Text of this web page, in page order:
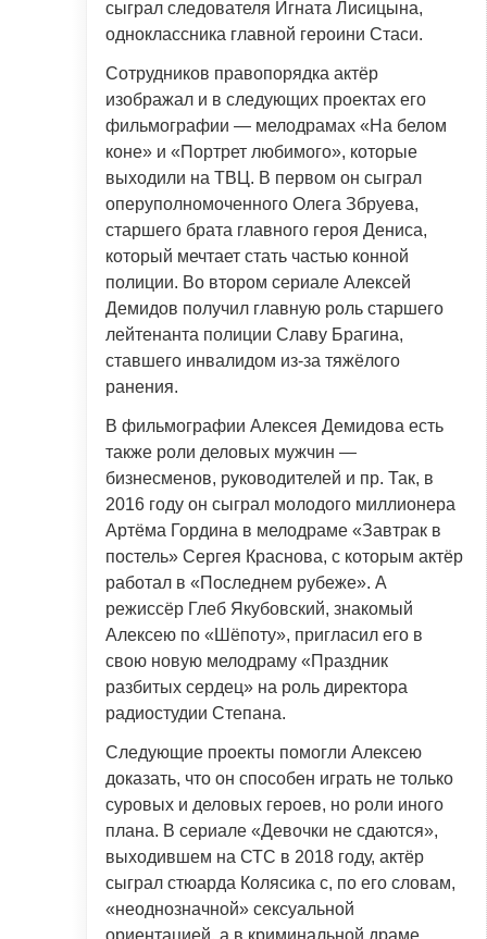
сыграл следователя Игната Лисицына,
одноклассника главной героини Стаси.
Сотрудников правопорядка актёр
изображал и в следующих проектах его
фильмографии — мелодрамах «На белом
коне» и «Портрет любимого», которые
выходили на ТВЦ. В первом он сыграл
оперуполномоченного Олега Збруева,
старшего брата главного героя Дениса,
который мечтает стать частью конной
полиции. Во втором сериале Алексей
Демидов получил главную роль старшего
лейтенанта полиции Славу Брагина,
ставшего инвалидом из-за тяжёлого
ранения.
В фильмографии Алексея Демидова есть
также роли деловых мужчин —
бизнесменов, руководителей и пр. Так, в
2016 году он сыграл молодого миллионера
Артёма Гордина в мелодраме «Завтрак в
постель» Сергея Краснова, с которым актёр
работал в «Последнем рубеже». А
режиссёр Глеб Якубовский, знакомый
Алексею по «Шёпоту», пригласил его в
свою новую мелодраму «Праздник
разбитых сердец» на роль директора
радиостудии Степана.
Следующие проекты помогли Алексею
доказать, что он способен играть не только
суровых и деловых героев, но роли иного
плана. В сериале «Девочки не сдаются»,
выходившем на СТС в 2018 году, актёр
сыграл стюарда Колясика с, по его словам,
«неоднозначной» сексуальной
ориентацией, а в криминальной драме